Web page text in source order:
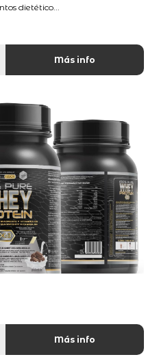
dietético...
Más info
Más info